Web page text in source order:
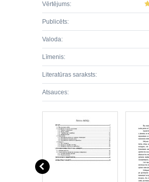
Vērtējums:
Publicēts:
Valoda:
Līmenis:
Literatūras saraksts:
Atsauces: